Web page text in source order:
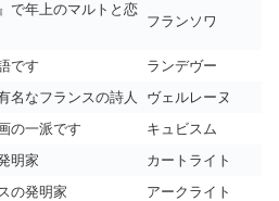
で年上のマルトと恋
フランソワ
です
ランデヴー
名なフランスの詩人
ヴェルレーヌ
の一派です
キュビスム
明家
カートライト
の発明家
アークライト